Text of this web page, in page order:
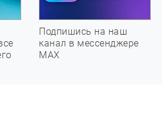
Подпишись на наш
канал в мессенджере
МАХ